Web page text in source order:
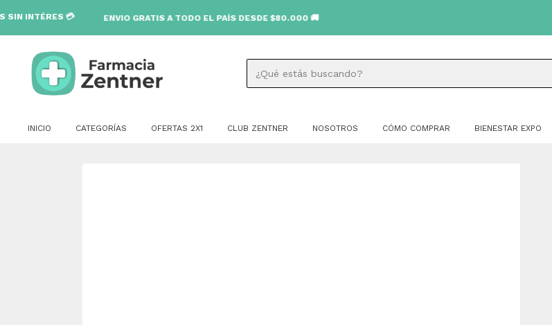
💳 ENVIO GRATIS A TODO EL PAÍS DESDE $80.000 🚚
INICIO CATEGORÍAS OFERTAS 2X1 CLUB ZENTNER NOSOTROS CÓMO COMPRAR BIENESTAR EXPO